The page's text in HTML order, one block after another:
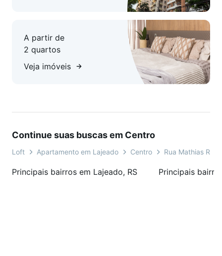
A partir de
2 quartos
Veja imóveis
Continue suas buscas em Centro
Loft Apartamento em Lajeado Centro Rua Mathias
Principais bairros em Lajeado, RS Principais